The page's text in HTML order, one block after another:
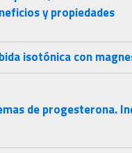
y propiedades
isotónica con
de progesterona.